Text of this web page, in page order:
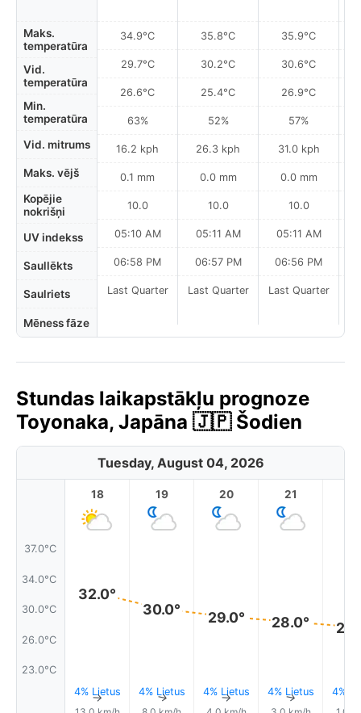
Maks.
temperatūra
Vid.
temperatūra
Min.
temperatūra
Vid. mitrums
Maks. vējš
Kopējie
nokrišņi
UV indekss
Saullēkts
Saulriets
Mēness fāze
34.9°C
29.7°C
26.6°C
63%
16.2 kph
0.1 mm
10.0
05:10 AM
06:58 PM
Last Quarter
35.8°C
30.2°C
25.4°C
52%
26.3 kph
0.0 mm
10.0
05:11 AM
06:57 PM
Last Quarter
35.9°C
30.6°C
26.9°C
57%
31.0 kph
0.0 mm
10.0
05:11 AM
06:56 PM
Last Quarter
Stundas laikapstākļu prognoze
Toyonaka, Japāna 🇯🇵 Šodien
Tuesday, August 04, 2026
37.0°C
34.0°C
30.0°C
26.0°C
23.0°C
18
32.0°
4% Lietus
↑
19
30.0°
4% Lietus
↑
20
29.0°
4% Lietus
↑
21
28.0°
4% Lietus
↑ 4%